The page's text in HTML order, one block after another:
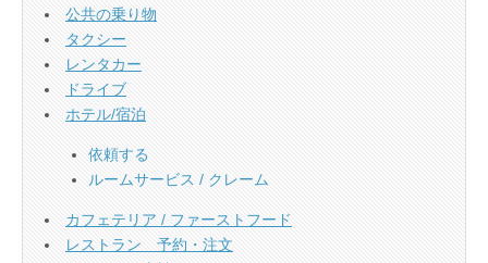
公共の乗り物
タクシー
レンタカー
ドライブ
ホテル/宿泊
依頼する
ルームサービス / クレーム
カフェテリア / ファーストフード
レストラン 予約・注文